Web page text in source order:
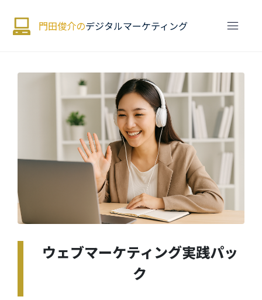
門田俊介のデジタルマーケティング
ウェブマーケティング実践パッ
ク